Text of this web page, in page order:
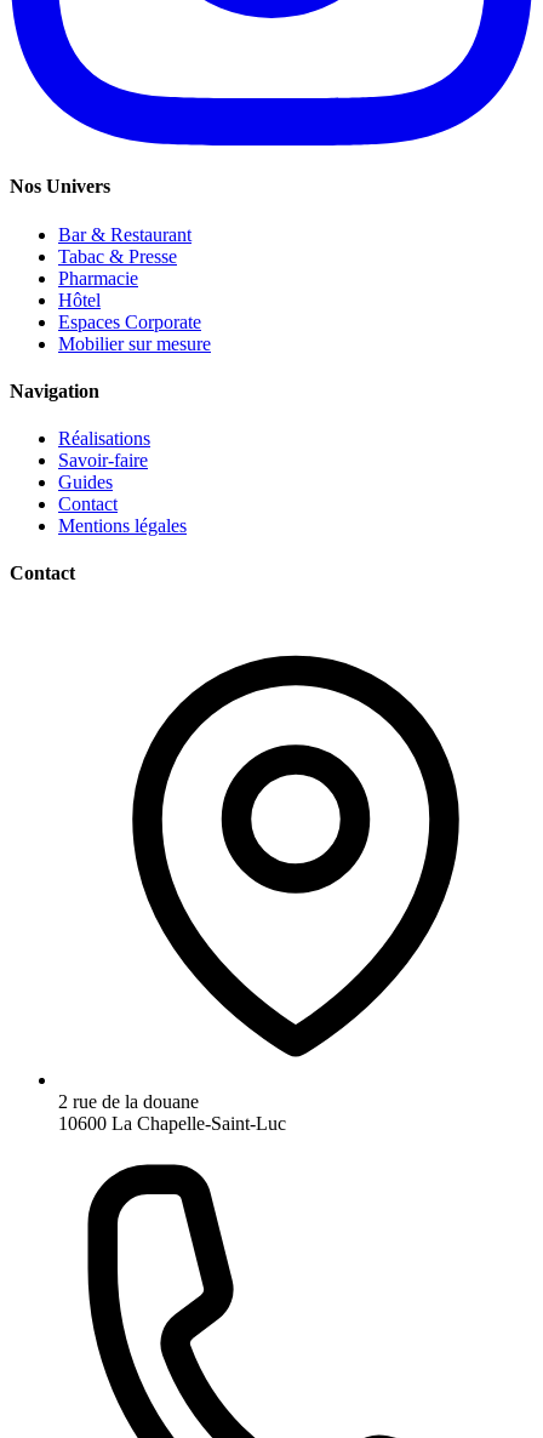
Nos Univers
Bar & Restaurant
Tabac & Presse
Pharmacie
Hôtel
Espaces Corporate
Mobilier sur mesure
Navigation
Réalisations
Savoir-faire
Guides
Contact
Mentions légales
Contact
2 rue de la douane
10600 La Chapelle-Saint-Luc